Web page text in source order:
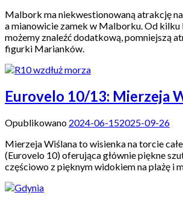
Malbork ma niekwestionowaną atrakcję na
a mianowicie zamek w Malborku. Od
możemy znaleźć dodatkową, pomniejszą
figurki Marianków.
Eurovelo 10/13: Mierzeja
Opublikowano 2024-06-152025-09-26
Mierzeja Wiślana to wisienka na torcie
(Eurovelo 10) oferująca głównie piękne
częściowo z pięknym widokiem na plażę i